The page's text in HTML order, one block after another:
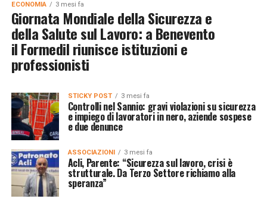
ECONOMIA 3 mesi fa
Giornata Mondiale della Sicurezza e
della Salute sul Lavoro: a Benevento
il Formedil riunisce istituzioni e
professionisti
STICKY POST 3 mesi fa
Controlli nel Sannio: gravi violazioni su sicurezza
e impiego di lavoratori in nero, aziende sospese
e due denunce
ASSOCIAZIONI 3 mesi fa
Acli, Parente: “Sicurezza sul lavoro, crisi è
strutturale. Da Terzo Settore richiamo alla
speranza”